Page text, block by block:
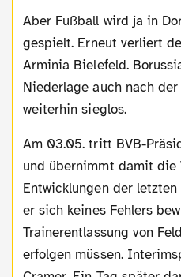
Aber Fußball wird ja in Dortmund auch noch
gespielt. Erneut verliert
Arminia Bielefeld.
Niederlage auch nach
weiterhin sieglos.
Am 03.05. tritt BVB-Präsident Jürgen Vogt zurück
und übernimmt damit die
Entwicklungen der
er sich keines Fehlers
Trainerentlassung von
erfolgen müssen.